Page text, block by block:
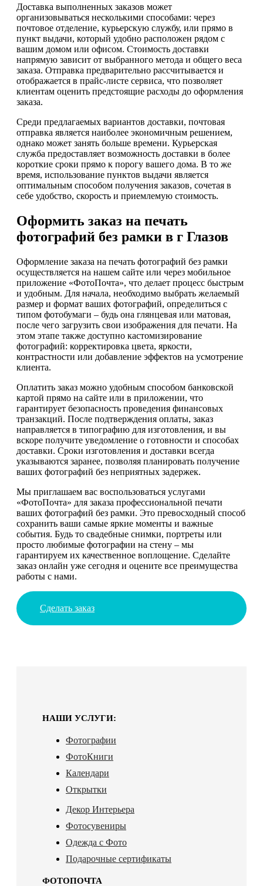
Доставка выполненных заказов может
организовываться несколькими способами: через
почтовое отделение, курьерскую службу, или прямо в
пункт выдачи, который удобно расположен рядом с
вашим домом или офисом. Стоимость доставки
напрямую зависит от выбранного метода и общего веса
заказа. Отправка предварительно рассчитывается и
отображается в прайс-листе сервиса, что позволяет
клиентам оценить предстоящие расходы до оформления
заказа.
Среди предлагаемых вариантов доставки, почтовая
отправка является наиболее экономичным решением,
однако может занять больше времени. Курьерская
служба предоставляет возможность доставки в более
короткие сроки прямо к порогу вашего дома. В то же
время, использование пунктов выдачи является
оптимальным способом получения заказов, сочетая в
себе удобство, скорость и приемлемую стоимость.
Оформить заказ на печать
фотографий без рамки в г Глазов
Оформление заказа на печать фотографий без рамки
осуществляется на нашем сайте или через мобильное
приложение «ФотоПочта», что делает процесс быстрым
и удобным. Для начала, необходимо выбрать желаемый
размер и формат ваших фотографий, определиться с
типом фотобумаги – будь она глянцевая или матовая,
после чего загрузить свои изображения для печати. На
этом этапе также доступно кастомизирование
фотографий: корректировка цвета, яркости,
контрастности или добавление эффектов на усмотрение
клиента.
Оплатить заказ можно удобным способом банковской
картой прямо на сайте или в приложении, что
гарантирует безопасность проведения финансовых
транзакций. После подтверждения оплаты, заказ
направляется в типографию для изготовления, и вы
вскоре получите уведомление о готовности и способах
доставки. Сроки изготовления и доставки всегда
указываются заранее, позволяя планировать получение
ваших фотографий без неприятных задержек.
Мы приглашаем вас воспользоваться услугами
«ФотоПочта» для заказа профессиональной печати
ваших фотографий без рамки. Это превосходный способ
сохранить ваши самые яркие моменты и важные
события. Будь то свадебные снимки, портреты или
просто любимые фотографии на стену – мы
гарантируем их качественное воплощение. Сделайте
заказ онлайн уже сегодня и оцените все преимущества
работы с нами.
Сделать заказ
НАШИ УСЛУГИ:
Фотографии
ФотоКниги
Календари
Открытки
Декор Интерьера
Фотосувениры
Одежда с Фото
Подарочные сертификаты
ФОТОПОЧТА